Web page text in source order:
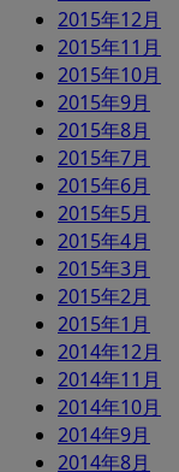
2015年12月
2015年11月
2015年10月
2015年9月
2015年8月
2015年7月
2015年6月
2015年5月
2015年4月
2015年3月
2015年2月
2015年1月
2014年12月
2014年11月
2014年10月
2014年9月
2014年8月